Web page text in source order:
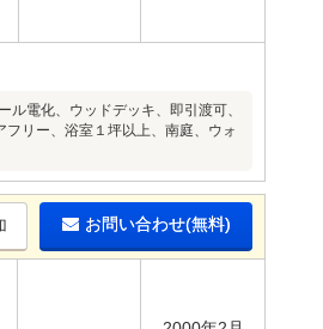
電化、ウッドデッキ、即引渡可、
リー、浴室１坪以上、南庭、ウォ
お問い合わせ(無料)